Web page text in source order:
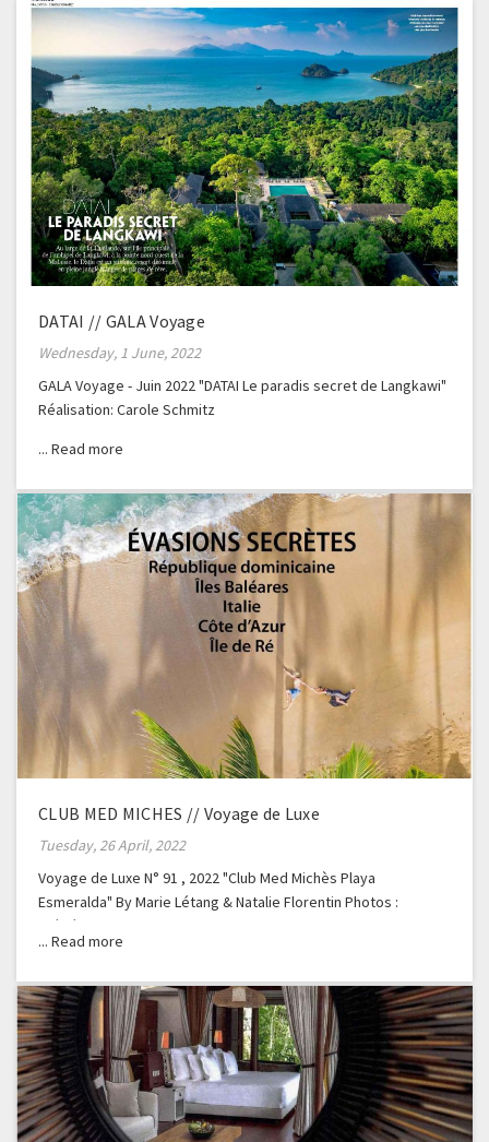
DATAI // GALA Voyage
Wednesday, 1 June, 2022
GALA Voyage - Juin 2022 "DATAI Le paradis secret de Langkawi"
Réalisation: Carole Schmitz
CLUB MED MICHES // Voyage de Luxe
Tuesday, 26 April, 2022
Voyage de Luxe N° 91 , 2022 "Club Med Michès Playa
Esmeralda" By Marie Létang & Natalie Florentin Photos :
Frédéric Ducout